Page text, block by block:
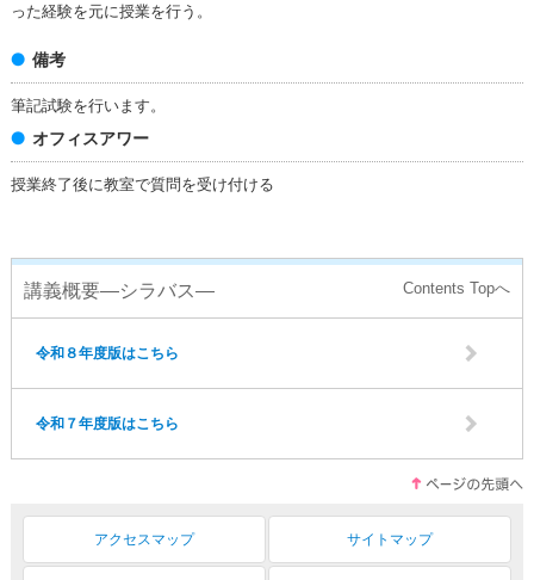
った経験を元に授業を行う。
備考
筆記試験を行います。
オフィスアワー
授業終了後に教室で質問を受け付ける
講義概要―シラバス―
令和８年度版はこちら
令和７年度版はこちら
アクセスマップ サイトマップ